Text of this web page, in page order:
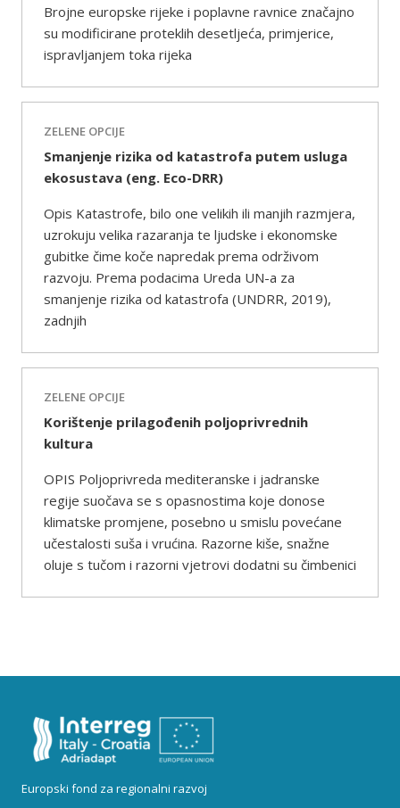
Brojne europske rijeke i poplavne ravnice značajno
su modificirane proteklih desetljeća, primjerice,
ispravljanjem toka rijeka
ZELENE OPCIJE
Smanjenje rizika od katastrofa putem usluga
ekosustava (eng. Eco-DRR)
Opis Katastrofe, bilo one velikih ili manjih razmjera,
uzrokuju velika razaranja te ljudske i ekonomske
gubitke čime koče napredak prema održivom
razvoju. Prema podacima Ureda UN-a za
smanjenje rizika od katastrofa (UNDRR, 2019),
zadnjih
ZELENE OPCIJE
Korištenje prilagođenih poljoprivrednih
kultura
OPIS Poljoprivreda mediteranske i jadranske
regije suočava se s opasnostima koje donose
klimatske promjene, posebno u smislu povećane
učestalosti suša i vrućina. Razorne kiše, snažne
oluje s tučom i razorni vjetrovi dodatni su čimbenici
Europski fond za regionalni razvoj